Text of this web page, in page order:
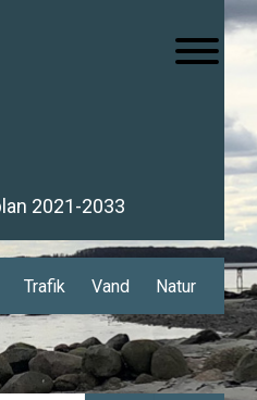
2021-2033
Trafik Vand Natur